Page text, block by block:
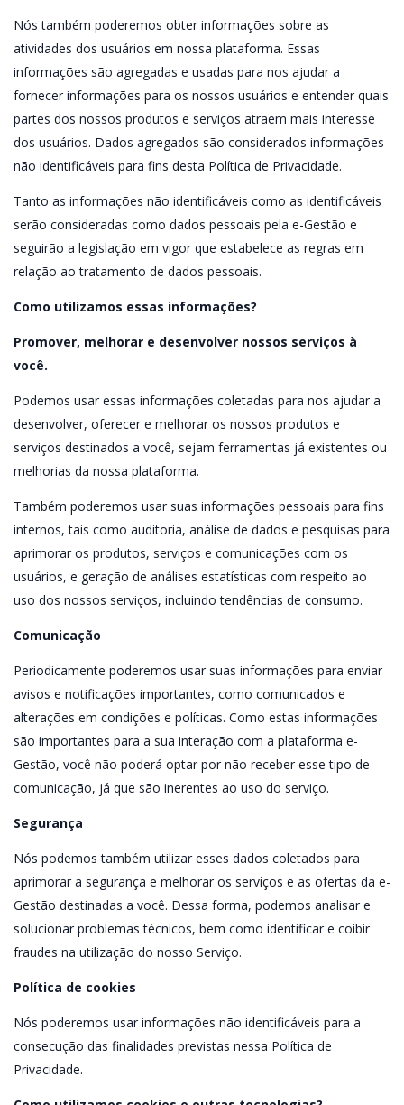
Nós também poderemos obter informações sobre as
atividades dos usuários em nossa plataforma. Essas
informações são agregadas e usadas para nos ajudar a
fornecer informações para os nossos usuários e entender quais
partes dos nossos produtos e serviços atraem mais interesse
dos usuários. Dados agregados são considerados informações
não identificáveis para fins desta Política de Privacidade.
Tanto as informações não identificáveis como as identificáveis
serão consideradas como dados pessoais pela e-Gestão e
seguirão a legislação em vigor que estabelece as regras em
relação ao tratamento de dados pessoais.
Como utilizamos essas informações?
Promover, melhorar e desenvolver nossos serviços à
você.
Podemos usar essas informações coletadas para nos ajudar a
desenvolver, oferecer e melhorar os nossos produtos e
serviços destinados a você, sejam ferramentas já existentes ou
melhorias da nossa plataforma.
Também poderemos usar suas informações pessoais para fins
internos, tais como auditoria, análise de dados e pesquisas para
aprimorar os produtos, serviços e comunicações com os
usuários, e geração de análises estatísticas com respeito ao
uso dos nossos serviços, incluindo tendências de consumo.
Comunicação
Periodicamente poderemos usar suas informações para enviar
avisos e notificações importantes, como comunicados e
alterações em condições e políticas. Como estas informações
são importantes para a sua interação com a plataforma e-
Gestão, você não poderá optar por não receber esse tipo de
comunicação, já que são inerentes ao uso do serviço.
Segurança
Nós podemos também utilizar esses dados coletados para
aprimorar a segurança e melhorar os serviços e as ofertas da e-
Gestão destinadas a você. Dessa forma, podemos analisar e
solucionar problemas técnicos, bem como identificar e coibir
fraudes na utilização do nosso Serviço.
Política de cookies
Nós poderemos usar informações não identificáveis para a
consecução das finalidades previstas nessa Política de
Privacidade.